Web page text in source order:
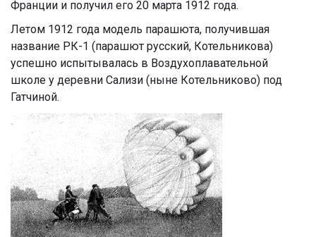
Франции и получил его 20 марта 1912 года.
Летом 1912 года модель парашюта, получившая
название РК-1 (парашют русский, Котельникова)
успешно испытывалась в Воздухоплавательной
школе у деревни Сализи (ныне Котельниково) под
Гатчиной.